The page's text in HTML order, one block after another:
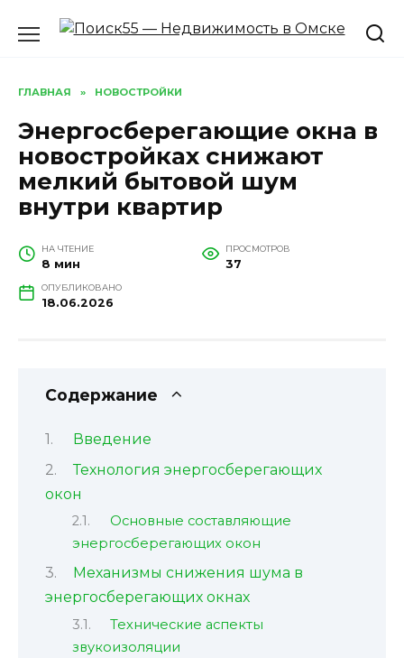
ГЛАВНАЯ » НОВОСТРОЙКИ
Энергосберегающие окна в
новостройках снижают
мелкий бытовой шум
внутри квартир
НА ЧТЕНИЕ
8 мин
ПРОСМОТРОВ
37
ОПУБЛИКОВАНО
18.06.2026
Содержание
Введение
Технология энергосберегающих
окон
Основные составляющие
энергосберегающих окон
Механизмы снижения шума в
энергосберегающих окнах
Технические аспекты
звукоизоляции